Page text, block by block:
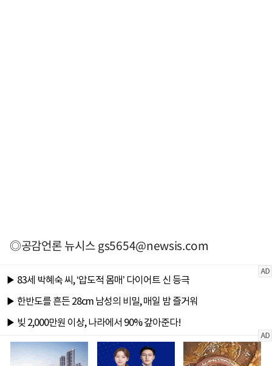
◎공감언론 뉴시스gs5654@newsis.com